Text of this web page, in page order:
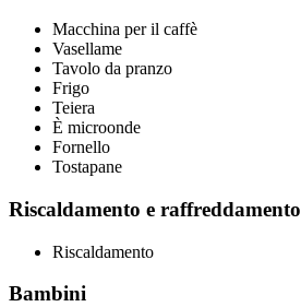
Macchina per il caffè
Vasellame
Tavolo da pranzo
Frigo
Teiera
È microonde
Fornello
Tostapane
Riscaldamento e raffreddamento
Riscaldamento
Bambini